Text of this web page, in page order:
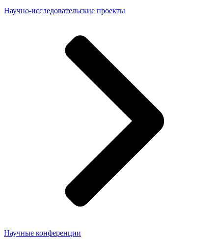
Научно-исследовательские проекты
Научные конференции